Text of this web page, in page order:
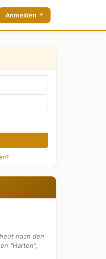
Anmelden
noch den
"Harten",